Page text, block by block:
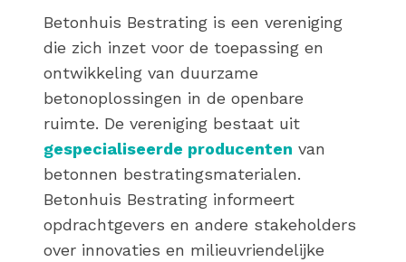
Betonhuis Bestrating is een vereniging
die zich inzet voor de toepassing en
ontwikkeling van duurzame
betonoplossingen in de openbare
ruimte. De vereniging bestaat uit
gespecialiseerde producenten van
betonnen bestratingsmaterialen.
Betonhuis Bestrating informeert
opdrachtgevers en andere stakeholders
over innovaties en milieuvriendelijke